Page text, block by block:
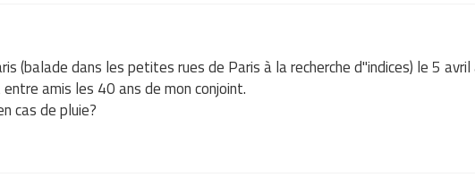
(balade dans les petites rues de Paris à la recherche d"indices) le 5
amis les 40 ans de mon conjoint.
cas de pluie?